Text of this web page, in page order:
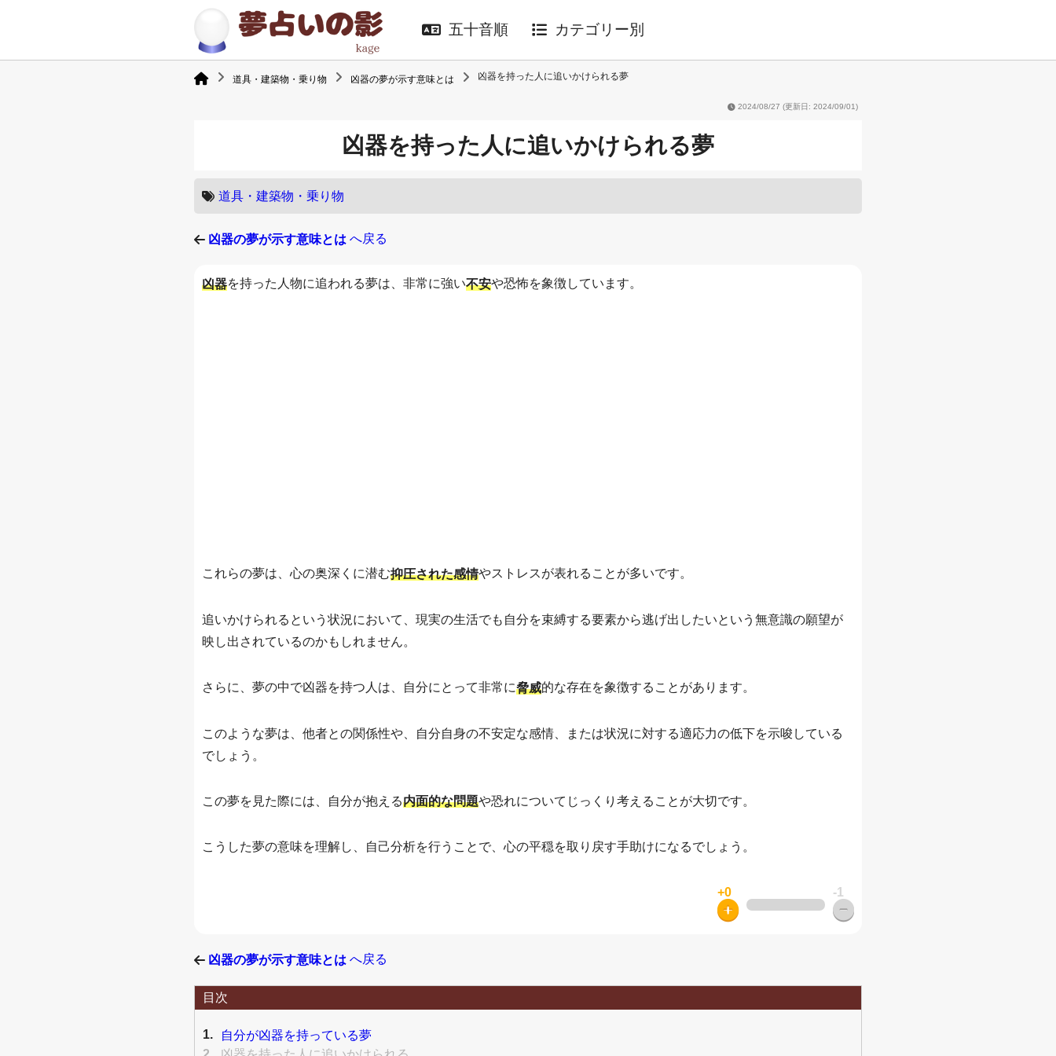
五十音順 カテゴリー別
道具・建築物・乗り物 凶器の夢が示す意味とは 凶器を持った人に追いかけられる夢
2024/08/27 (更新日: 2024/09/01)
凶器を持った人に追いかけられる夢
道具・建築物・乗り物
凶器の夢が示す意味とは へ戻る
凶器を持った人物に追われる夢は、非常に強い不安や恐怖を象徴しています。
これらの夢は、心の奥深くに潜む抑圧された感情やストレスが表れることが多いです。
追いかけられるという状況において、現実の生活でも自分を束縛する要素から逃げ出したいという無意識の願望が
映し出されているのかもしれません。
さらに、夢の中で凶器を持つ人は、自分にとって非常に脅威的な存在を象徴することがあります。
このような夢は、他者との関係性や、自分自身の不安定な感情、または状況に対する適応力の低下を示唆している
でしょう。
この夢を見た際には、自分が抱える内面的な問題や恐れについてじっくり考えることが大切です。
こうした夢の意味を理解し、自己分析を行うことで、心の平穏を取り戻す手助けになるでしょう。
+0 -1
凶器の夢が示す意味とは へ戻る
目次
1.
自分が凶器を持っている夢